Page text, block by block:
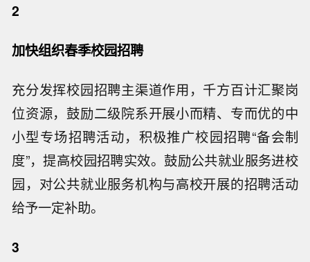
2
加快组织春季校园招聘
充分发挥校园招聘主渠道作用，千方百计汇聚岗
位资源，鼓励二级院系开展小而精、专而优的中
小型专场招聘活动，积极推广校园招聘“备会制
度”，提高校园招聘实效。鼓励公共就业服务进校
园，对公共就业服务机构与高校开展的招聘活动
给予一定补助。
3